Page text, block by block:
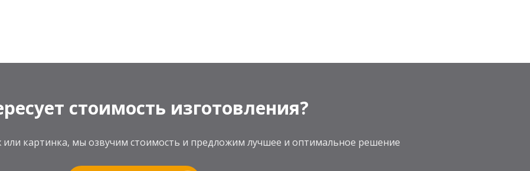
стоимость изготовления?
или картинка, мы озвучим стоимость и предложим лучшее и оптимальное решение